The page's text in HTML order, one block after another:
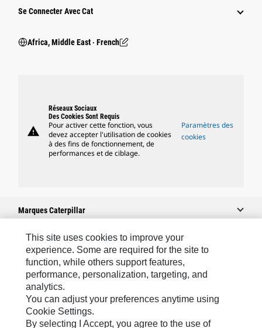
Se Connecter Avec Cat
Africa, Middle East ‧ French
warning
Réseaux Sociaux
Des Cookies Sont Requis
Pour activer cette fonction, vous
devez accepter l'utilisation de cookies
à des fins de fonctionnement, de
performances et de ciblage.
Paramètres des
cookies
Marques Caterpillar
Caterpillar.com
Contacter Caterpillar
Mes Préférences Marketing
Plan Du Site
This site uses cookies to improve your
experience. Some are required for the site to
function, while others support features,
performance, personalization, targeting, and
analytics.
You can adjust your preferences anytime using
Cookie Settings.
By selecting I Accept, you agree to the use of